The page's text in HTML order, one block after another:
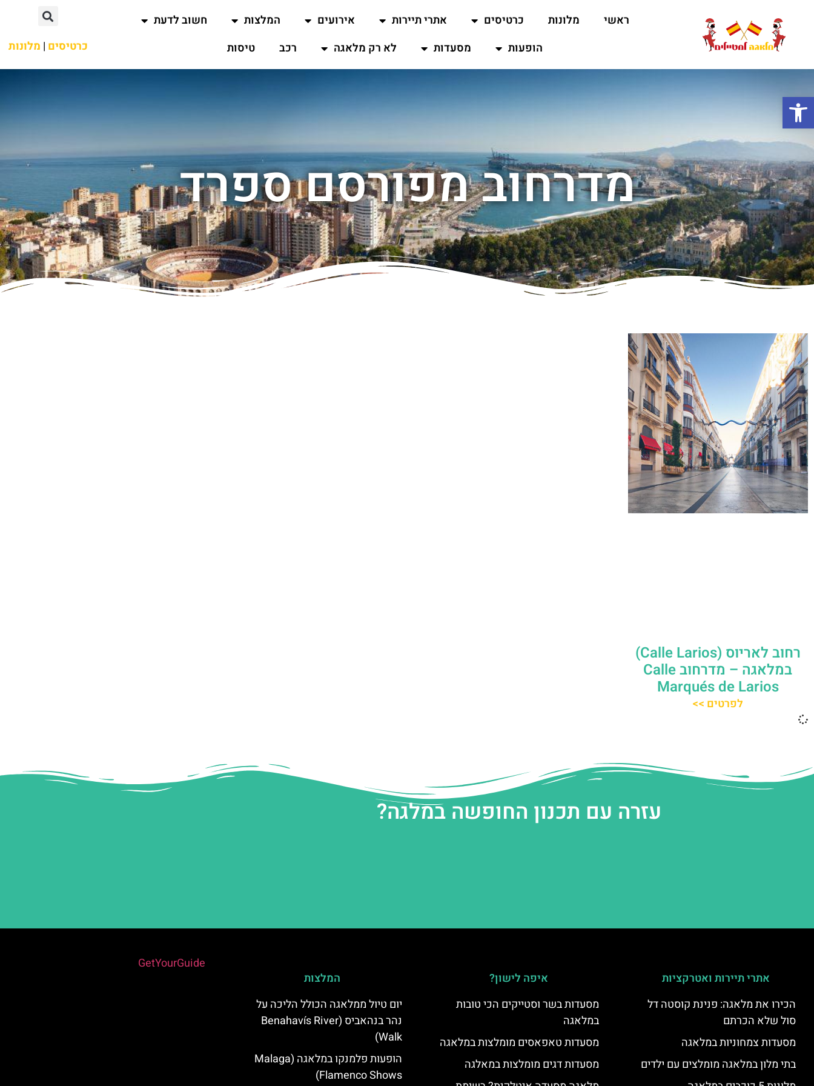
ראשי מלונות כרטיסים אתרי תיירות אירועים המלצות
חשוב לדעת
הופעות
מסעדות לא רק מלאגה רכב טיסות כרטיסים | מלונות
מדרחוב מפורסם ספרד
רחוב לאריוס (Calle Larios)
במלאגה – מדרחוב Calle
Marqués de Larios
לפרטים >>
עזרה עם תכנון החופשה במלגה?
אתרי תיירות ואטרקציות
הכירו את מלאגה: פנינת קוסטה דל
סול שלא הכרתם
מסעדות צמחוניות במלאגה
בתי מלון במלאגה מומלצים עם ילדים
איפה לישון?
מסעדות בשר וסטייקים הכי טובות
במלאגה
מסעדות טאפאסים מומלצות במלאגה
מסעדות דגים מומלצות במאלגה
המלצות
יום טיול ממלאגה הכולל הליכה על
נהר בנהאביס (Benahavís River
Walk)
הופעות פלמנקו במלאגה (Malaga
Flamenco Shows)
GetYourGuide
פתח סרגל נגישות